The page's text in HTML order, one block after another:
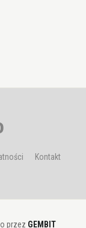
Kontakt
przez GEMBIT